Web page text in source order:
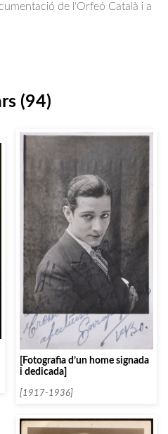
de l'Orfeó Català i a
(94)
[Fotografia d’un home signada
i dedicada]
[1917-1936]